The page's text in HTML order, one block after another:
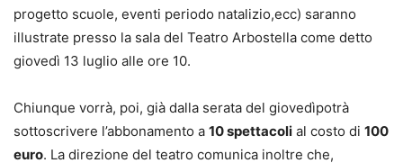
progetto scuole, eventi periodo natalizio,ecc) saranno
illustrate presso la sala del Teatro Arbostella come detto
giovedì 13 luglio alle ore 10.
Chiunque vorrà, poi, già dalla serata del giovedìpotrà
sottoscrivere l’abbonamento a 10 spettacoli al costo di 100
euro. La direzione del teatro comunica inoltre che,